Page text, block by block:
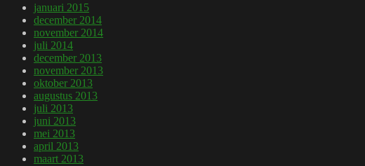
januari 2015
december 2014
november 2014
juli 2014
december 2013
november 2013
oktober 2013
augustus 2013
juli 2013
juni 2013
mei 2013
april 2013
maart 2013